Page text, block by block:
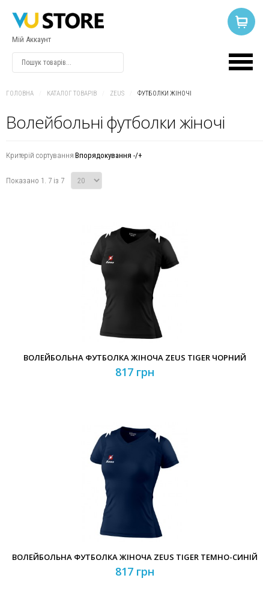
Мій Аккаунт
ГОЛОВНА КАТАЛОГ ТОВАРІВ ZEUS ФУТБОЛКИ ЖІНОЧІ
Волейбольні футболки жіночі
Критерій сортування Впорядокування -/+
Показано 1. 7 із 7
ВОЛЕЙБОЛЬНА ФУТБОЛКА ЖІНОЧА ZEUS TIGER ЧОРНИЙ
817 грн
ВОЛЕЙБОЛЬНА ФУТБОЛКА ЖІНОЧА ZEUS TIGER ТЕМНО-СИНІЙ
817 грн
ВХІД
Логін
Пароль
Забули свій пароль? Забули свій логін?